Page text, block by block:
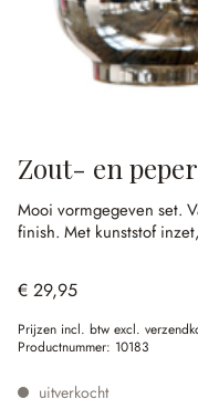
Zout- en
Mooi vormgegeven set.
finish. Met kunststof
€ 29,95
Prijzen incl. btw excl.
Productnummer: 10183
uitverkocht